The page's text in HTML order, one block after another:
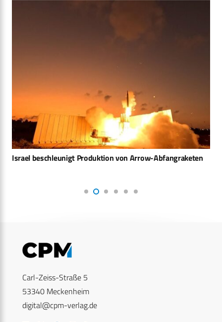
Israel beschleunigt Produktion von Arrow-Abfangraketen
Carl-Zeiss-Straße 5
53340 Meckenheim
digital@cpm-verlag.de